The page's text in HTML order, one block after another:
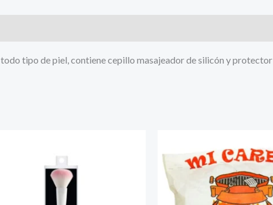
tipo de piel, contiene cepillo masajeador de silicón y